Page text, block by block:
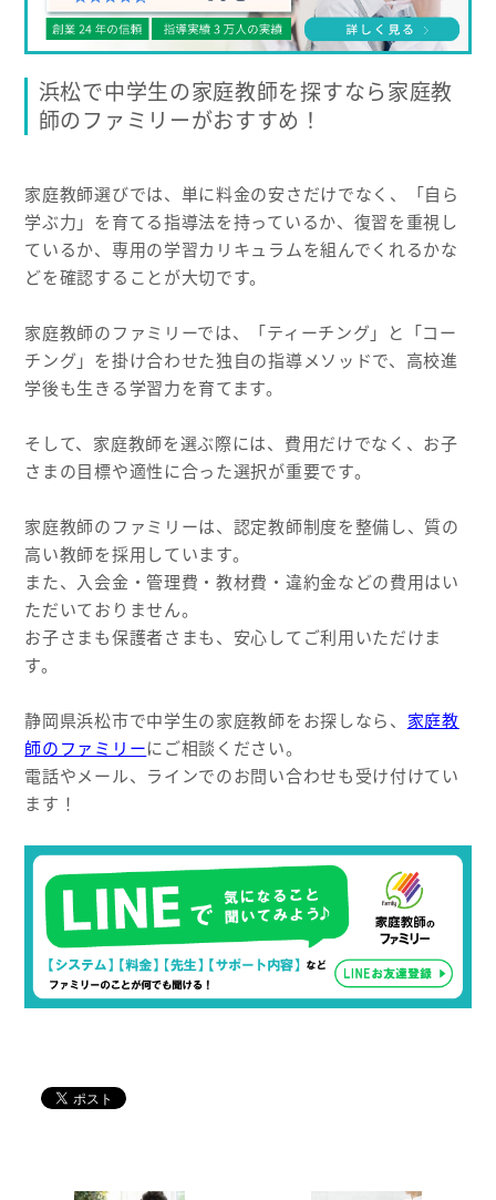
浜松で中学生の家庭教師を探すなら家庭教
師のファミリーがおすすめ！
家庭教師選びでは、単に料金の安さだけでなく、「自ら
学ぶ力」を育てる指導法を持っているか、復習を重視し
ているか、専用の学習カリキュラムを組んでくれるかな
どを確認することが大切です。
家庭教師のファミリーでは、「ティーチング」と「コー
チング」を掛け合わせた独自の指導メソッドで、高校進
学後も生きる学習力を育てます。
そして、家庭教師を選ぶ際には、費用だけでなく、お子
さまの目標や適性に合った選択が重要です。
家庭教師のファミリーは、認定教師制度を整備し、質の
高い教師を採用しています。
また、入会金・管理費・教材費・違約金などの費用はい
ただいておりません。
お子さまも保護者さまも、安心してご利用いただけま
す。
静岡県浜松市で中学生の家庭教師をお探しなら、 家庭教
師のファミリーにご相談ください。
電話やメール、ラインでのお問い合わせも受け付けてい
ます！